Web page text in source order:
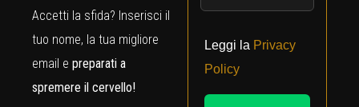
Accetti la sfida? Inserisci il
tuo nome, la tua migliore
email e preparati a
spremere il cervello!
Leggi la Privacy
Policy